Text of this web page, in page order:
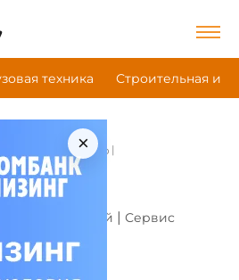
техника Строительная и
×
АгроЦентрЗахарово |
- -
запчастей | Сервис